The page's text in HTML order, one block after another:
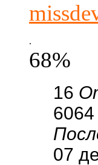
.
68%
16
6064
07